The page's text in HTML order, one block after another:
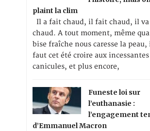
plaint la clim
Il a fait chaud, il fait chaud, il
chaud. A tout moment, même
bise fraîche nous caresse la peau,
faut cet été croire aux incessantes
canicules, et plus encore,
Funeste loi sur
l’euthanasie :
l’engagement
d’Emmanuel Macron